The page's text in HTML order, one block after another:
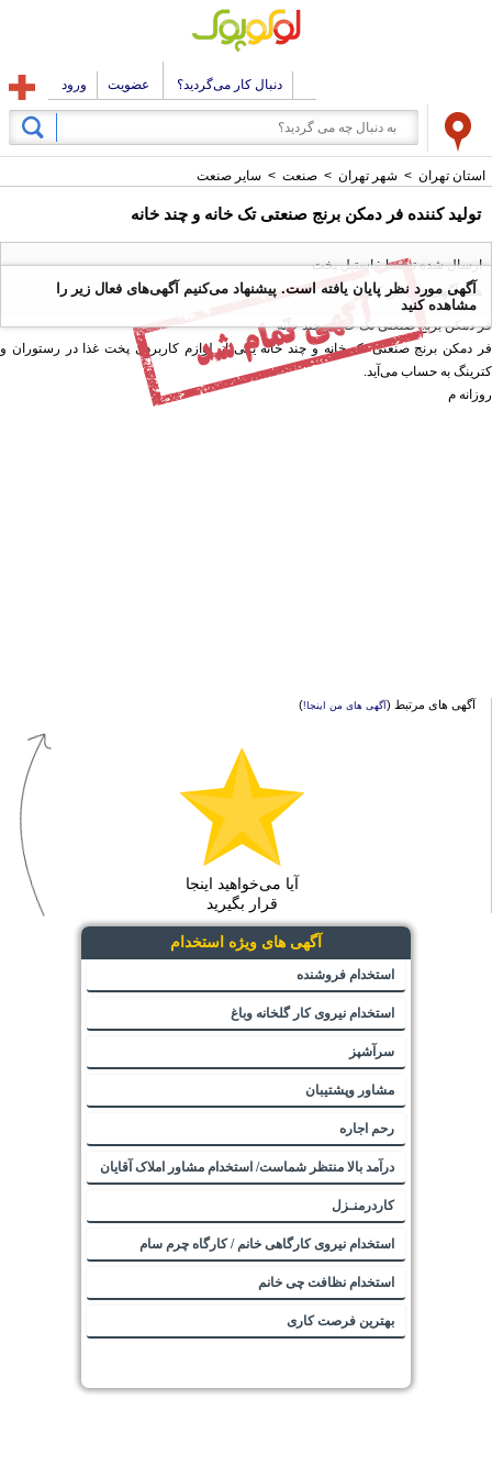
دنبال کار می‌گردید؟ عضویت ورود
استان تهران > شهر تهران > صنعت > سایر صنعت
تولید کننده فر دمکن برنج صنعتی تک خانه و چند خانه
ارسال شده توسط : استیل پخت
همه آگهی های این کاربر
فر دمکن برنج صنعتی تک خانه و چند خانه
فر دمکن برنج صنعتی تک خانه و چند خانه یکی از لوازم کاربردی پخت غذا در رستوران و
کترینگ به حساب می‌آید.
روزانه م
آگهی مورد نظر پایان یافته است. پیشنهاد می‌کنیم آگهی‌های فعال زیر را
مشاهده کنید
آگهی های مرتبط (آگهی های من اینجا!)
آیا می‌خواهید اینجا
قرار بگیرید
آگهی های ویژه استخدام
استخدام فروشنده
استخدام نیروی کار گلخانه وباغ
سرآشپز
مشاور وپشتیبان
رحم اجاره
درآمد بالا منتظر شماست/ استخدام مشاور املاک آقایان
کاردرمنـزل
استخدام نیروی کارگاهی خانم / کارگاه چرم سام
استخدام نظافت چی خانم
بهترین فرصت کاری